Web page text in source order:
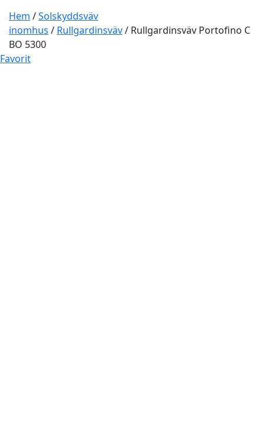
Hem /Solskyddsväv
inomhus / Rullgardinsväv/ Rullgardinsväv Portofino C
BO 5300
Favorit